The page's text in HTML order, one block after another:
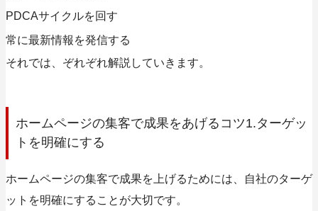
PDCAサイクルを回す
常に最新情報を発信する
それでは、ぞれぞれ解説していきます。
ホームページの集客で成果をあげるコツ1.ターゲッ
トを明確にする
ホームページの集客で成果を上げるためには、自社のターゲ
ットを明確にすることが大切です。